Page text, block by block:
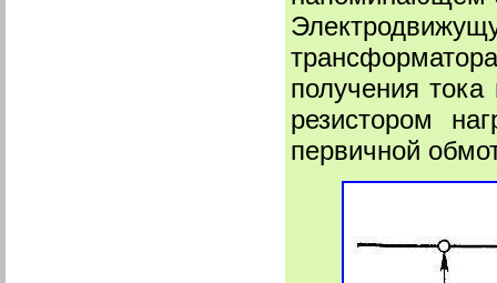
получения
резистором
первичной